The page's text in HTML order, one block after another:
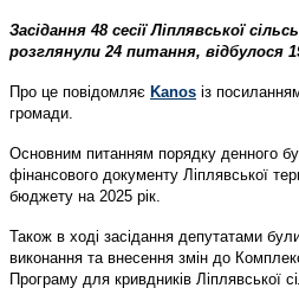
Засідання 48 сесії Ліплявської
розглянули 24 питання, відбулося
Про це повідомляє Kanos із
громади.
Основним питанням порядку денного
фінансового документу Ліплявської
бюджету на 2025 рік.
Також в ході засідання депутатами
виконання та внесення змін до
Програму для кривдників Ліплявської